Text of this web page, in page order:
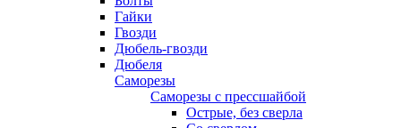
Гайки
Гвозди
Дюбель-гвозди
Дюбеля
Саморезы
Саморезы с прессшайбой
Острые, без сверла